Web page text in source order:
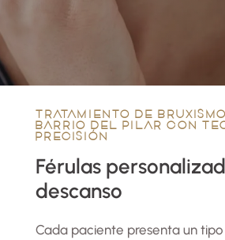
TRATAMIENTO DE
BARRIO DEL PILAR CON
PRECISIÓN
Férulas
descanso
Cada paciente presenta un